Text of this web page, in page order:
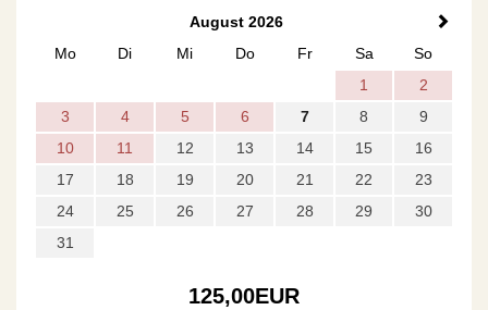
August 2026
Mo
Di Mi Do Fr Sa
So
1
2
3
4 5 6 7 8
9
10
11 12 13 14 15
16
17
18 19 20 21 22
23
24
25 26 27 28 29
30
31
125,00EUR